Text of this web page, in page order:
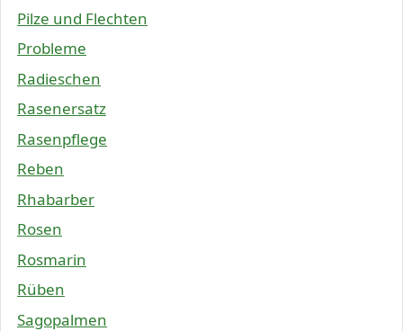
Pilze und Flechten
Probleme
Radieschen
Rasenersatz
Rasenpflege
Reben
Rhabarber
Rosen
Rosmarin
Rüben
Sagopalmen